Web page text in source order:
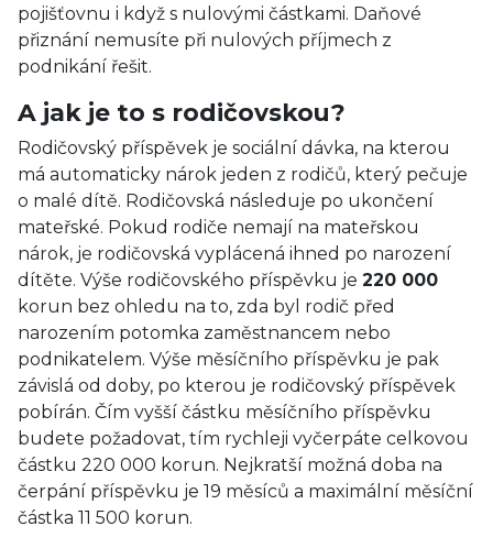
pojišťovnu i když s nulovými částkami. Daňové
přiznání nemusíte při nulových příjmech z
podnikání řešit.
A jak je to s rodičovskou?
Rodičovský příspěvek je sociální dávka, na kterou
má automaticky nárok jeden z rodičů, který pečuje
o malé dítě. Rodičovská následuje po ukončení
mateřské. Pokud rodiče nemají na mateřskou
nárok, je rodičovská vyplácená ihned po narození
dítěte. Výše rodičovského příspěvku je 220 000
korun bez ohledu na to, zda byl rodič před
narozením potomka zaměstnancem nebo
podnikatelem. Výše měsíčního příspěvku je pak
závislá od doby, po kterou je rodičovský příspěvek
pobírán. Čím vyšší částku měsíčního příspěvku
budete požadovat, tím rychleji vyčerpáte celkovou
částku 220 000 korun. Nejkratší možná doba na
čerpání příspěvku je 19 měsíců a maximální měsíční
částka 11 500 korun.